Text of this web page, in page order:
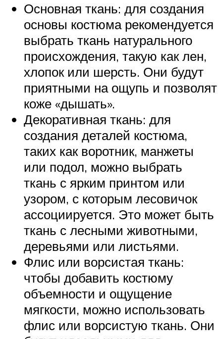
Основная ткань: для создания
основы костюма рекомендуется
выбрать ткань натурального
происхождения, такую как лен,
хлопок или шерсть. Они будут
приятными на ощупь и позволят
коже «дышать».
Декоративная ткань: для
создания деталей костюма,
таких как воротник, манжеты
или подол, можно выбрать
ткань с ярким принтом или
узором, с которым лесовичок
ассоциируется. Это может быть
ткань с лесными животными,
деревьями или листьями.
Флис или ворсистая ткань:
чтобы добавить костюму
объемности и ощущение
мягкости, можно использовать
флис или ворсистую ткань. Они